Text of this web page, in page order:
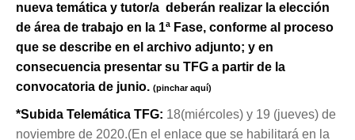
nueva temática y tutor/a deberán realizar la elección
de área de trabajo en la 1ª Fase, conforme al proceso
que se describe en el archivo adjunto; y en
consecuencia presentar su TFG a partir de la
convocatoria de junio. (pinchar aquí)
*Subida Telemática TFG: 18(miércoles) y 19 (jueves) de
noviembre de 2020.(En el enlace que se habilitará en la